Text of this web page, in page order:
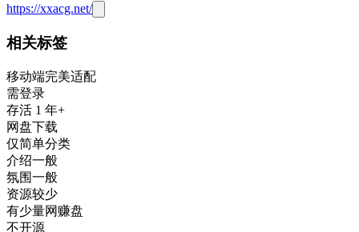
https://xxacg.net/
相关标签
移动端完美适配
需登录
存活 1 年+
网盘下载
仅简单分类
介绍一般
氛围一般
资源较少
有少量网赚盘
不开源